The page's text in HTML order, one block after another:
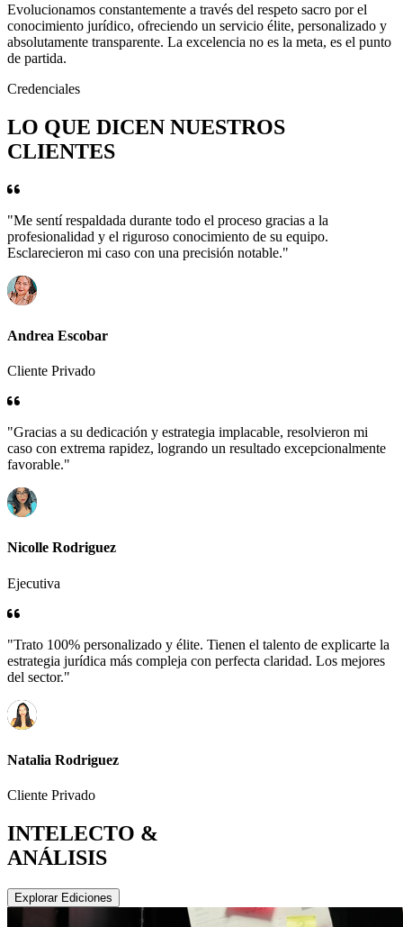
Evolucionamos constantemente a través del respeto sacro por el
conocimiento jurídico, ofreciendo un servicio élite, personalizado y
absolutamente transparente. La excelencia no es la meta, es el punto
de partida.
Credenciales
LO QUE DICEN NUESTROS
CLIENTES
"Me sentí respaldada durante todo el proceso gracias a la
profesionalidad y el riguroso conocimiento de su equipo.
Esclarecieron mi caso con una precisión notable."
Andrea Escobar
Cliente Privado
"Gracias a su dedicación y estrategia implacable, resolvieron mi
caso con extrema rapidez, logrando un resultado excepcionalmente
favorable."
Nicolle Rodriguez
Ejecutiva
"Trato 100% personalizado y élite. Tienen el talento de explicarte la
estrategia jurídica más compleja con perfecta claridad. Los mejores
del sector."
Natalia Rodriguez
Cliente Privado
INTELECTO &
ANÁLISIS
Explorar Ediciones